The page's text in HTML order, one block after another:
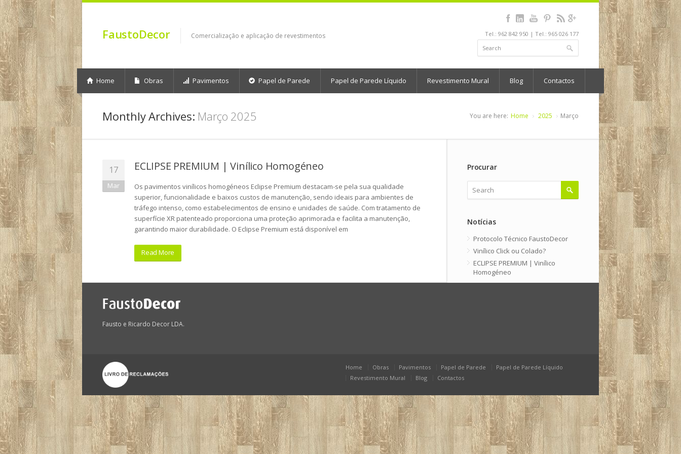
FaustoDecor Comercialização e aplicação de revestimentos Tel.: 962 842 950 | Tel.: 965 026 177
Home Obras Pavimentos Papel de Parede Papel de Parede Líquido Revestimento Mural Blog Contactos
Monthly Archives: Março 2025 You are here: Home 2025 Março
17
Mar
ECLIPSE PREMIUM | Vinílico Homogéneo
Os pavimentos vinílicos homogéneos Eclipse Premium destacam-se pela sua qualidade
superior, funcionalidade e baixos custos de manutenção, sendo ideais para ambientes de
tráfego intenso, como estabelecimentos de ensino e unidades de saúde. Com tratamento de
superfície XR patenteado proporciona uma proteção aprimorada e facilita a manutenção,
garantindo maior durabilidade. O Eclipse Premium está disponível em
Read More
Procurar
Notícias
Protocolo Técnico FaustoDecor
Vinílico Click ou Colado?
ECLIPSE PREMIUM | Vinílico
Homogéneo
Dezembro 2024
Janeiro 2024
Outubro 2023
Julho 2023
Março 2023
Fevereiro 2023
Fausto e Ricardo Decor LDA.
Home Obras Pavimentos Papel de Parede
Papel de Parede Líquido
Revestimento Mural
Blog Contactos